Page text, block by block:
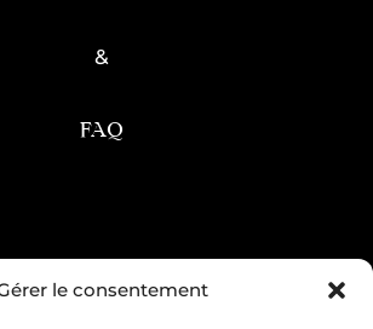
le consentement
&
FAQ
générale de vente